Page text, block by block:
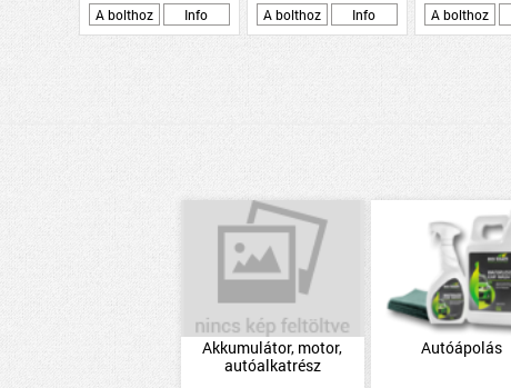
A bolthoz
Info
A bolthoz
Info
A bolthoz
Akkumulátor, motor,
autóalkatrész
Autóápolás